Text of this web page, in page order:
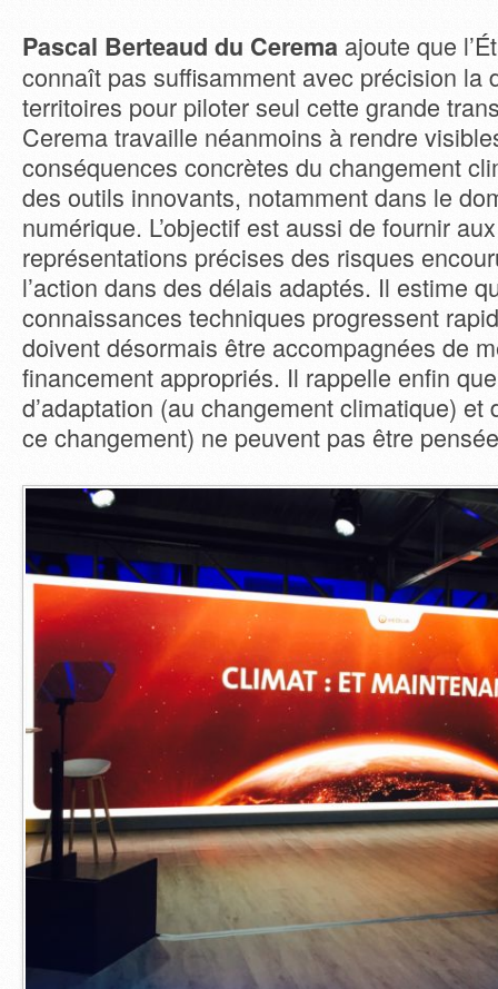
Pascal Berteaud du Cerema ajoute que
connaît pas suffisamment avec précision la
territoires pour piloter seul cette grande
Cerema travaille néanmoins à rendre
conséquences concrètes du changement
des outils innovants, notamment dans le
numérique. L’objectif est aussi de fournir
représentations précises des risques
l’action dans des délais adaptés. Il estime
connaissances techniques progressent
doivent désormais être accompagnées de
financement appropriés. Il rappelle enfin
d’adaptation (au changement climatique) et
ce changement) ne peuvent pas être